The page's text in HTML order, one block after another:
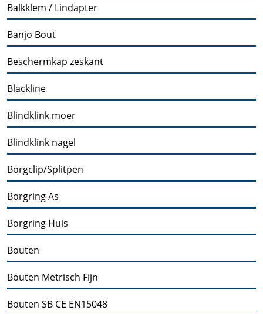
Balkklem / Lindapter
Banjo Bout
Beschermkap zeskant
Blackline
Blindklink moer
Blindklink nagel
Borgclip/Splitpen
Borgring As
Borgring Huis
Bouten
Bouten Metrisch Fijn
Bouten SB CE EN15048